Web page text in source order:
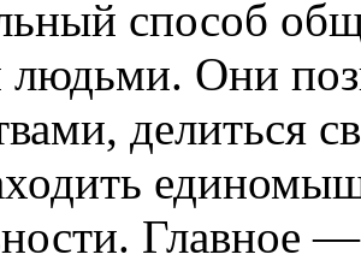
способ
людьми. Они
делиться
Главное